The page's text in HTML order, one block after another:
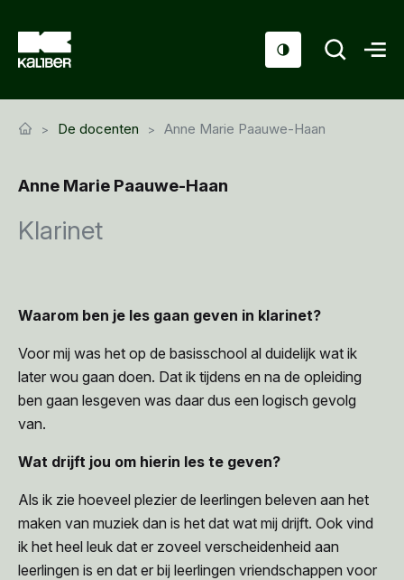
Sociaal domein
Over ons
De docenten Anne Marie Paauwe-Haan
Anne Marie Paauwe-Haan
Klarinet
Waarom ben je les gaan geven in klarinet?
Voor mij was het op de basisschool al duidelijk wat ik
later wou gaan doen. Dat ik tijdens en na de opleiding
ben gaan lesgeven was daar dus een logisch gevolg
van.
Wat drijft jou om hierin les te geven?
Als ik zie hoeveel plezier de leerlingen beleven aan het
maken van muziek dan is het dat wat mij drijft. Ook vind
ik het heel leuk dat er zoveel verscheidenheid aan
leerlingen is en dat er bij leerlingen vriendschappen voor